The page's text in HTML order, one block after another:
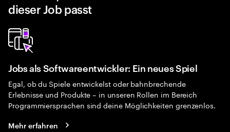
dieser Job passt
Jobs als Softwareentwickler: Ein neues Spiel
Egal, ob du Spiele entwickelst oder bahnbrechende
Erlebnisse und Produkte – in unseren Rollen im Bereich
Programmiersprachen sind deine Möglichkeiten grenzenlos.
Mehr erfahren